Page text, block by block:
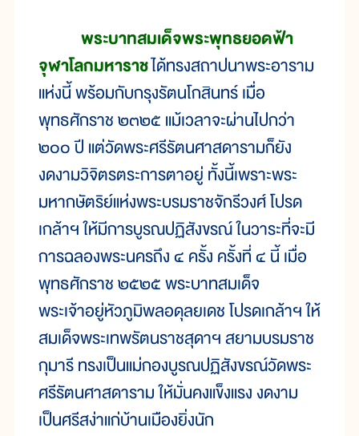
พระบาทสมเด็จพระพุทธยอดฟ้า
จุฬาโลกมหาราชได้ทรงสถาปนาพระอาราม
แห่งนี้ พร้อมกับกรุงรัตนโกสินทร์ เมื่อ
พุทธศักราช ๒๓๒๕ แม้เวลาจะผ่านไปกว่า
๒๐๐ ปี แต่วัดพระศรีรัตนศาสดารามก็ยัง
งดงามวิจิตรตระการตาอยู่ ทั้งนี้เพราะพระ
มหากษัตริย์แห่งพระบรมราชจักรีวงศ์ โปรด
เกล้าฯ ให้มีการบูรณปฏิสังขรณ์ ในวาระที่จะมี
การฉลองพระนครถึง ๔ ครั้ง ครั้งที่ ๔ นี้ เมื่อ
พุทธศักราช ๒๕๒๕ พระบาทสมเด็จ
พระเจ้าอยู่หัวภูมิพลอดุลยเดช โปรดเกล้าฯ ให้
สมเด็จพระเทพรัตนราชสุดาฯ สยามบรมราช
กุมารี ทรงเป็นแม่กองบูรณปฏิสังขรณ์วัดพระ
ศรีรัตนศาสดาราม ให้มั่นคงแข็งแรง งดงาม
เป็นศรีสง่าแก่บ้านเมืองยิ่งนัก